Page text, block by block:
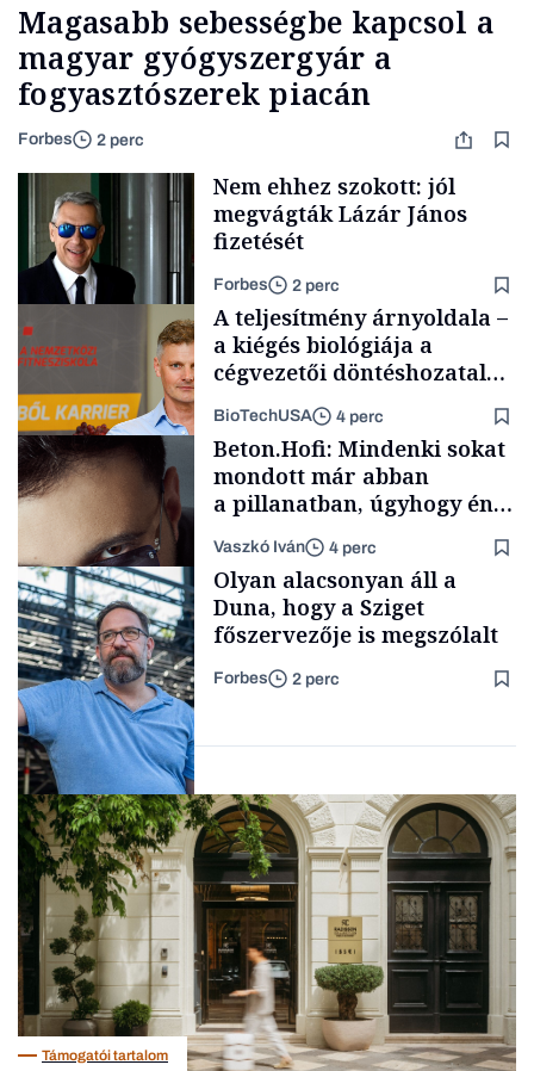
Magasabb sebességbe kapcsol a
magyar gyógyszergyár a
fogyasztószerek piacán
Forbes 2 perc
Politika
Nem ehhez szokott: jól
megvágták Lázár János
fizetését
Forbes 2 perc
Content Lab HUB
A teljesítmény árnyoldala –
a kiégés biológiája a
cégvezetői döntéshozatal
BioTechUSA 4 perc
Forbes-sztori
Beton.Hofi: Mindenki sokat
mondott már abban
a pillanatban, úgyhogy én
a legsarkosabb
gondolataimat akartam
kimondani
Vaszkó Iván 4 perc
Társadalom
Olyan alacsonyan áll a
Duna, hogy a Sziget
főszervezője is megszólalt
Forbes 2 perc
Támogatói tartalom